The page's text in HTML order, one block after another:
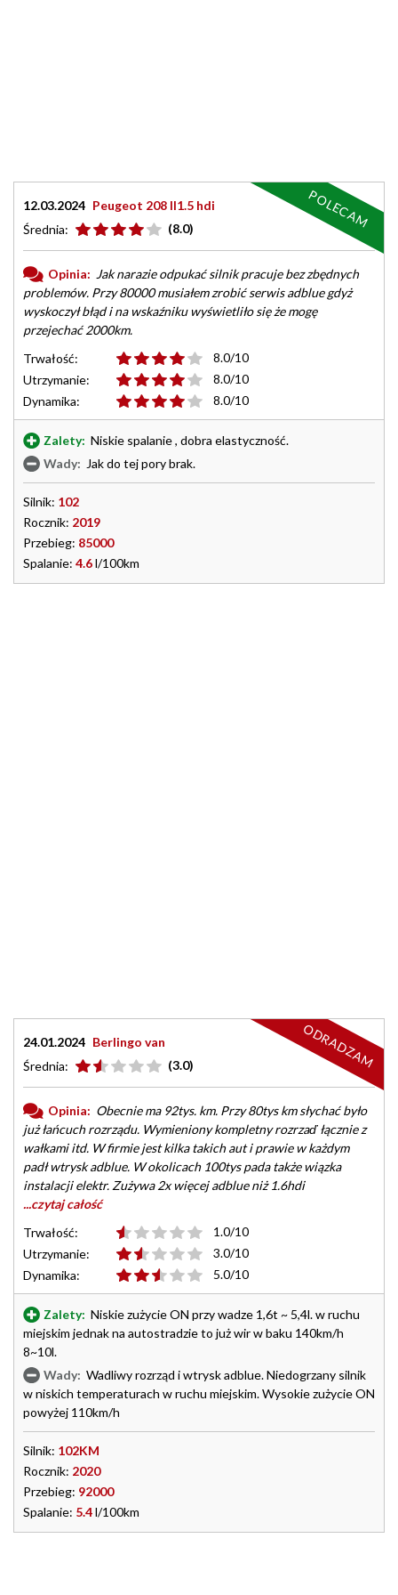
12.03.2024 Peugeot 208 ll1.5 hdi
Średnia:
(8.0)
Opinia: Jak narazie odpukać silnik pracuje bez zbędnych
problemów. Przy 80000 musiałem zrobić serwis adblue gdyż
wyskoczył błąd i na wskaźniku wyświetliło się że mogę
przejechać 2000km.
Trwałość:
8.0/10
Utrzymanie:
8.0/10
Dynamika:
8.0/10
Zalety: Niskie spalanie , dobra elastyczność.
Wady: Jak do tej pory brak.
Silnik: 102
Rocznik: 2019
Przebieg: 85000
Spalanie: 4.6l/100km
POLECAM
24.01.2024 Berlingo van
Średnia:
(3.0)
Opinia: Obecnie ma 92tys. km. Przy 80tys km słychać było
już łańcuch rozrządu. Wymieniony kompletny rozrzaď łącznie z
wałkami itd. W firmie jest kilka takich aut i prawie w każdym
padł wtrysk adblue. W okolicach 100tys pada także wiązka
instalacji elektr. Zużywa 2x więcej adblue niż 1.6hdi
...czytaj całość
Trwałość:
1.0/10
Utrzymanie:
3.0/10
Dynamika:
5.0/10
Zalety: Niskie zużycie ON przy wadze 1,6t ~ 5,4l. w ruchu
miejskim jednak na autostradzie to już wir w baku 140km/h
8~10l.
Wady: Wadliwy rozrząd i wtrysk adblue. Niedogrzany silnik
w niskich temperaturach w ruchu miejskim. Wysokie zużycie ON
powyżej 110km/h
Silnik: 102KM
Rocznik: 2020
Przebieg: 92000
Spalanie: 5.4l/100km
ODRADZAM